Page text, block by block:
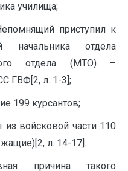
училища;
приступил к
начальника отдела
отдела (МТО) –
ГВФ[2, л. 1-3];
199 курсантов;
войсковой части 110
л. 14-17].
причина такого